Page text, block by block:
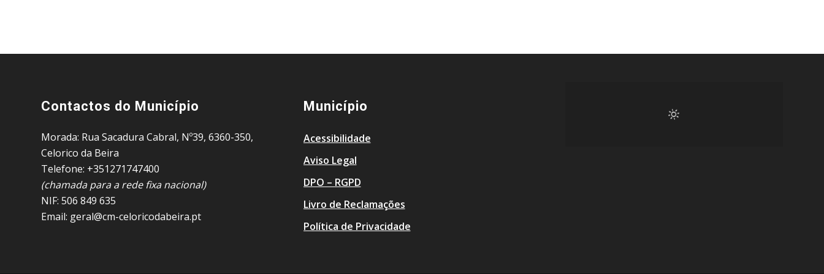
Contactos do Município
Morada: Rua Sacadura Cabral, Nº39, 6360-350,
Celorico da Beira
Telefone: +351271747400
(chamada para a rede fixa nacional)
NIF: 506 849 635
Email: geral@cm-celoricodabeira.pt
Município
Acessibilidade
Aviso Legal
DPO – RGPD
Livro de Reclamações
Política de Privacidade